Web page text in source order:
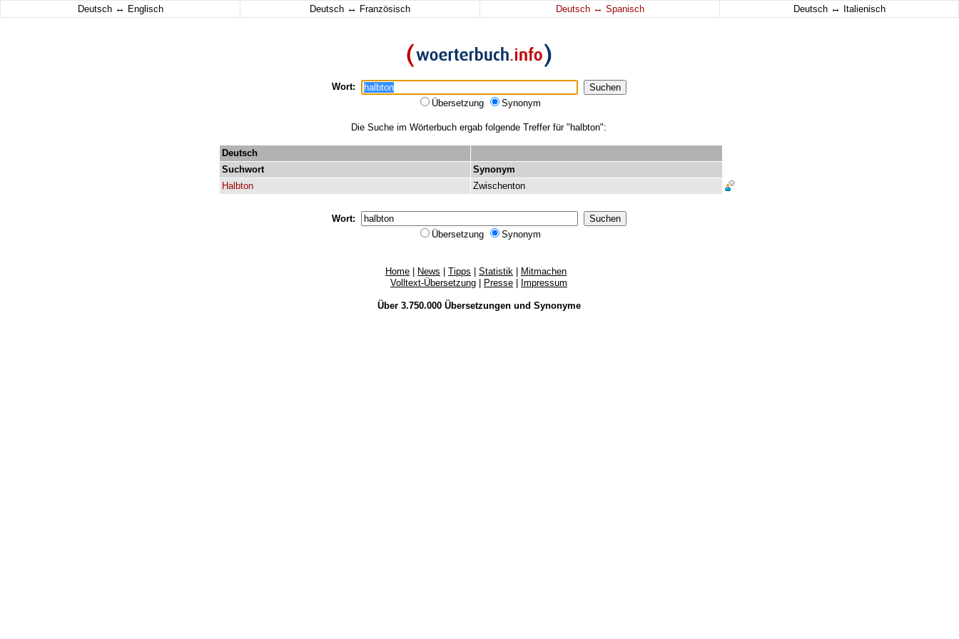
Deutsch ↔ Englisch Deutsch ↔ Französisch Deutsch ↔ Spanisch Deutsch ↔ Italienisch
Wort:
Übersetzung
Synonym
Die Suche im Wörterbuch ergab folgende Treffer für "halbton":
Deutsch
Suchwort
Synonym
Halbton
Zwischenton
Wort:
Übersetzung
Synonym
Home News Tipps Statistik
Mitmachen
Volltext-Übersetzung
Presse Impressum
Über 3.750.000 Übersetzungenund Synonyme